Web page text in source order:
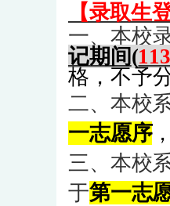
【录取生
一、本校
记期间(
格，不予
二、本校
一志愿序
三、本校
于第一志